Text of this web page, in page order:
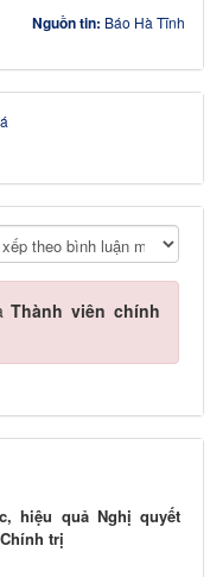
Nguồn tin: Báo Hà Tĩnh
Thành viên chính
hiệu quả Nghị quyết
trị